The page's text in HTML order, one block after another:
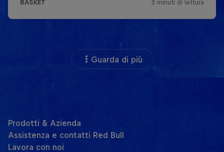
Guarda di più